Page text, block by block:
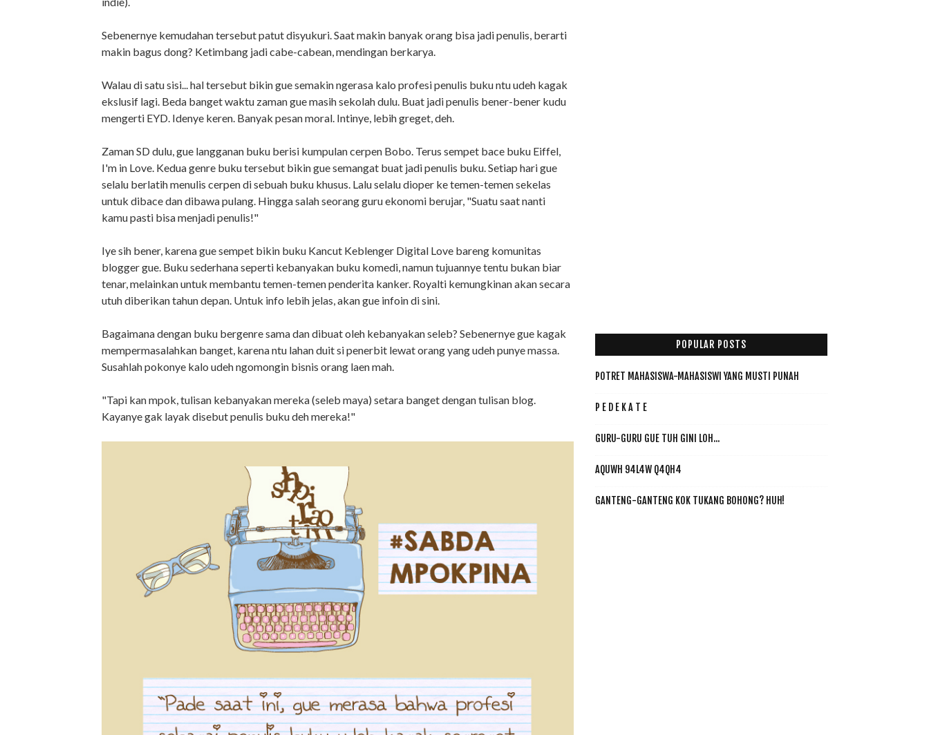
Sebenernye kemudahan tersebut patut disyukuri. Saat makin banyak orang bisa jadi penulis, berarti
makin bagus dong? Ketimbang jadi cabe-cabean, mendingan berkarya.
Walau di satu sisi... hal tersebut bikin gue semakin ngerasa kalo profesi penulis buku ntu udeh kagak
ekslusif lagi. Beda banget waktu zaman gue masih sekolah dulu. Buat jadi penulis bener-bener kudu
mengerti EYD. Idenye keren. Banyak pesan moral. Intinye, lebih greget, deh.
Zaman SD dulu, gue langganan buku berisi kumpulan cerpen Bobo. Terus sempet bace buku Eiffel,
I'm in Love. Kedua genre buku tersebut bikin gue semangat buat jadi penulis buku. Setiap hari gue
selalu berlatih menulis cerpen di sebuah buku khusus. Lalu selalu dioper ke temen-temen sekelas
untuk dibace dan dibawa pulang. Hingga salah seorang guru ekonomi berujar, "Suatu saat nanti
kamu pasti bisa menjadi penulis!"
Iye sih bener, karena gue sempet bikin buku Kancut Keblenger Digital Love bareng komunitas
blogger gue. Buku sederhana seperti kebanyakan buku komedi, namun tujuannye tentu bukan biar
tenar, melainkan untuk membantu temen-temen penderita kanker. Royalti kemungkinan akan secara
utuh diberikan tahun depan. Untuk info lebih jelas, akan gue infoin di sini.
Bagaimana dengan buku bergenre sama dan dibuat oleh kebanyakan seleb? Sebenernye gue kagak
mempermasalahkan banget, karena ntu lahan duit si penerbit lewat orang yang udeh punye massa.
Susahlah pokonye kalo udeh ngomongin bisnis orang laen mah.
"Tapi kan mpok, tulisan kebanyakan mereka (seleb maya) setara banget dengan tulisan blog.
Kayanye gak layak disebut penulis buku deh mereka!"
POPULAR POSTS
POTRET MAHASISWA-MAHASISWI YANG MUSTI PUNAH
P E D E K A T E
GURU-GURU GUE TUH GINI LOH...
AQUWH 94L4W Q4QH4
GANTENG-GANTENG KOK TUKANG BOHONG? HUH!